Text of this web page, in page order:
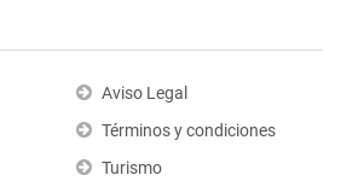
Aviso Legal
Términos y condiciones
Turismo